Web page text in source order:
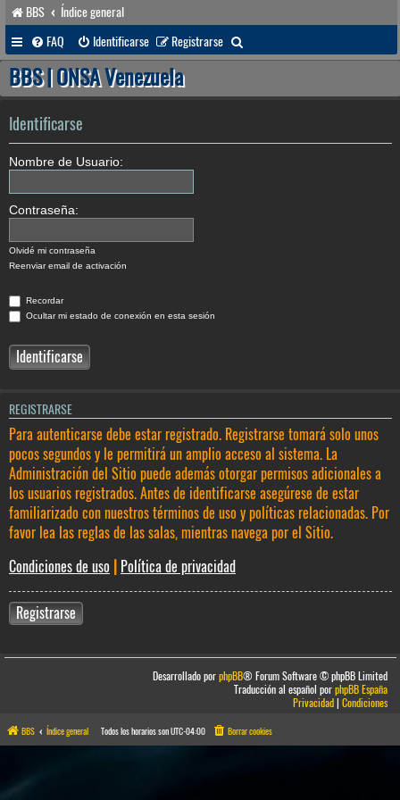
BBS
Índice general
FAQ
Identificarse Registrarse
u
a
BBS | ONSA Venezuela
Identificarse
Nombre de Usuario:
Contraseña:
Olvidé mi contraseña
Reenviar email de activación
Recordar
Ocultar mi estado de conexión en esta sesión
REGISTRARSE
Para autenticarse debe estar registrado. Registrarse tomará solo unos
pocos segundos y le permitirá un amplio acceso al sistema. La
Administración del Sitio puede además otorgar permisos adicionales a
los usuarios registrados. Antes de identificarse asegúrese de estar
familiarizado con nuestros términos de uso y políticas relacionadas. Por
favor lea las reglas de las salas, mientras navega por el Sitio.
Condiciones de uso
Política de privacidad
Registrarse
Desarrollado porphpBB® Forum Software © phpBB Limited
Traducción al español porphpBB España
Privacidad|Condiciones
BBS Índice general Todos los horarios sonUTC-04:00 Borrar cookies